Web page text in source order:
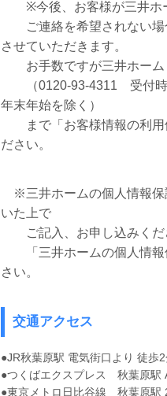
※今後、お客様が三井ホ
ご連絡を希望されない場
させていただきます。
お手数ですが三井ホーム
（0120-93-4311 受付時
年末年始を除く）
まで「お客様情報の利用
ださい。
※三井ホームの個人情報保
いた上で
ご記入、お申し込みくだ
「三井ホームの個人情報
さい。
交通アクセス
●JR秋葉原駅 電気街口より 徒歩
●つくばエクスプレス 秋葉原駅
●東京メトロ日比谷線 秋葉原駅